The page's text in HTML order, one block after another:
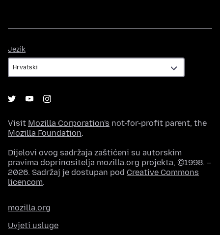
Jezik
Visit Mozilla Corporation's not-for-profit parent, the
Mozilla Foundation.
Dijelovi ovog sadržaja zaštićeni su autorskim
pravima doprinositelja mozilla.org projekta, ©1998. –
2026. Sadržaj je dostupan pod Creative Commons
licencom.
mozilla.org
Uvjeti usluge